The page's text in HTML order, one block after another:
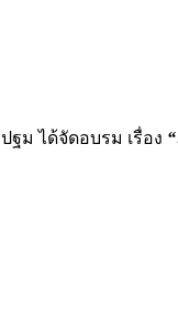
ม ได้จัดอบรม เรื่อง